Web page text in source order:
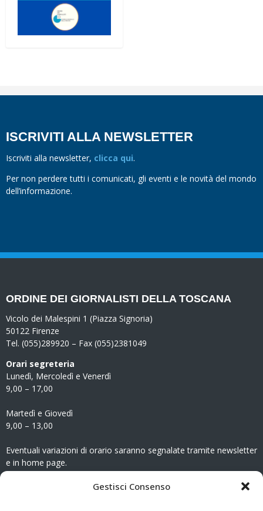
Gestisci Consenso
ISCRIVITI ALLA NEWSLETTER
Iscriviti alla newsletter, clicca qui.
Per non perdere tutti i comunicati, gli eventi e le novità del mondo
dell’informazione.
ORDINE DEI GIORNALISTI DELLA TOSCANA
Vicolo dei Malespini 1 (Piazza Signoria)
50122 Firenze
Tel. (055)289920 – Fax (055)2381049
Orari segreteria
Lunedì, Mercoledì e Venerdì
9,00 – 17,00
Martedì e Giovedì
9,00 – 13,00
Eventuali variazioni di orario saranno segnalate tramite newsletter
e in home page.